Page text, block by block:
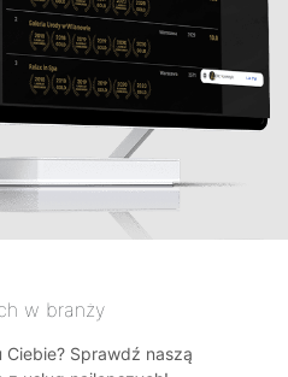
w branży
Sprawdź naszą